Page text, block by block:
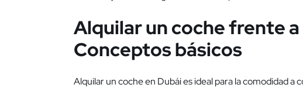
Alquilar un coche frente
Conceptos básicos
Alquilar un coche en Dubái es ideal para la comodidad a